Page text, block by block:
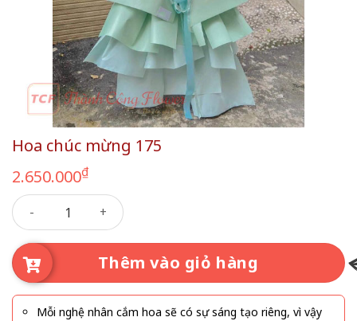
Hoa chúc mừng 175
2.650.000₫
Hoa chúc mừng 175 số lượng
Thêm vào giỏ hàng
Mỗi nghệ nhân cắm hoa sẽ có sự sáng tạo riêng, vì vậy